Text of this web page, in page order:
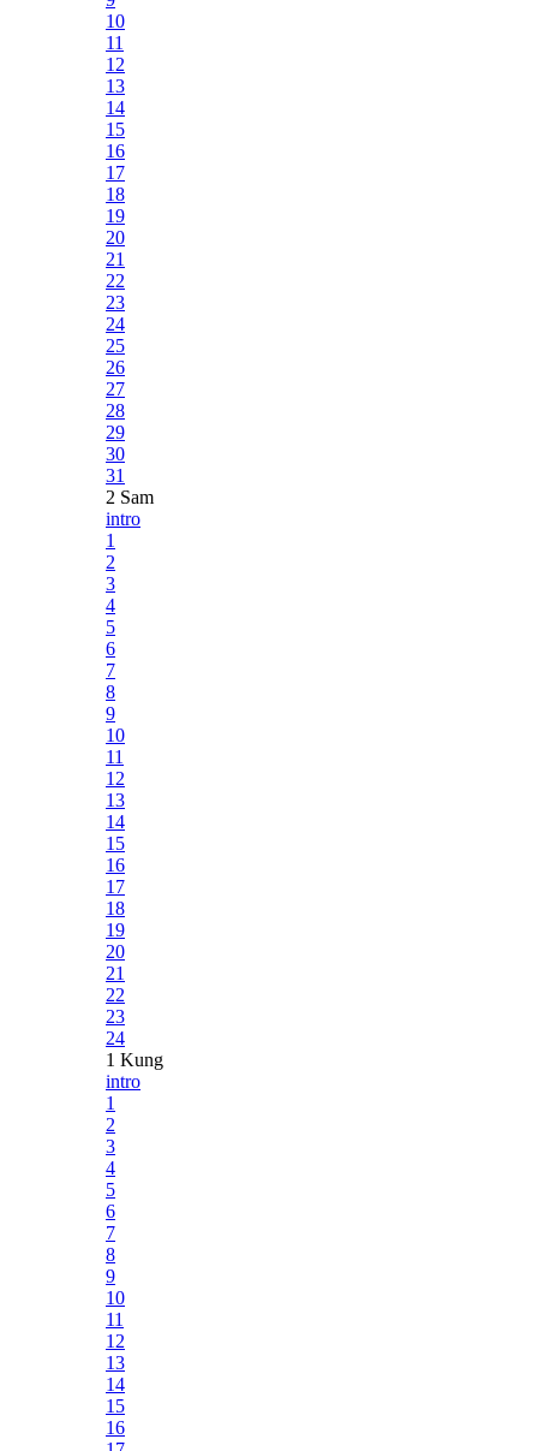
10
11
12
13
14
15
16
17
18
19
20
21
22
23
24
25
26
27
28
29
30
31
2 Sam
intro
1
2
3
4
5
6
7
8
9
10
11
12
13
14
15
16
17
18
19
20
21
22
23
24
1 Kung
intro
1
2
3
4
5
6
7
8
9
10
11
12
13
14
15
16